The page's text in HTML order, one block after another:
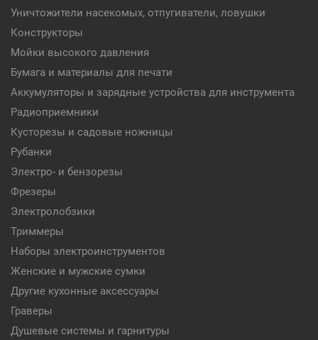
Уничтожители насекомых, отпугиватели, ловушки
Конструкторы
Мойки высокого давления
Бумага и материалы для печати
Аккумуляторы и зарядные устройства для инструмента
Радиоприемники
Кусторезы и садовые ножницы
Рубанки
Электро- и бензорезы
Фрезеры
Электролобзики
Триммеры
Наборы электроинструментов
Женские и мужские сумки
Другие кухонные аксессуары
Граверы
Душевые системы и гарнитуры